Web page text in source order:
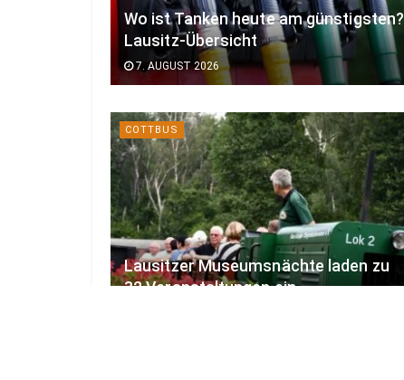
Wo ist Tanken heute am günstigsten?
Lausitz-Übersicht
7. AUGUST 2026
COTTBUS
Lausitzer Museumsnächte laden zu
32 Veranstaltungen ein